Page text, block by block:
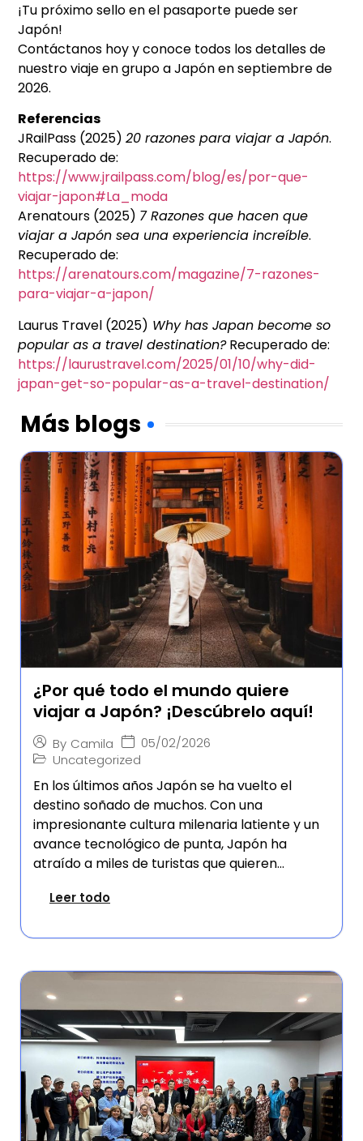
¡Tu próximo sello en el pasaporte puede ser
Japón!
Contáctanos hoy y conoce todos los detalles de
nuestro viaje en grupo a Japón en septiembre de
2026.
Referencias
JRailPass (2025)20 razones para viajar a Japón.
Recuperado de:
https://www.jrailpass.com/blog/es/por-que-
viajar-japon#La_moda
Arenatours (2025) 7 Razones que hacen que
viajar a Japón sea una experiencia increíble.
Recuperado de:
https://arenatours.com/magazine/7-razones-
para-viajar-a-japon/
Laurus Travel (2025) Why has Japan become so
popular as a travel destination?Recuperado de:
https://laurustravel.com/2025/01/10/why-did-
japan-get-so-popular-as-a-travel-destination/
Más blogs
¿Por qué todo el mundo quiere
viajar a Japón? ¡Descúbrelo aquí!
By Camila
05/02/2026
Uncategorized
En los últimos años Japón se ha vuelto el
destino soñado de muchos. Con una
impresionante cultura milenaria latiente y un
avance tecnológico de punta, Japón ha
atraído a miles de turistas que quieren...
Leer todo